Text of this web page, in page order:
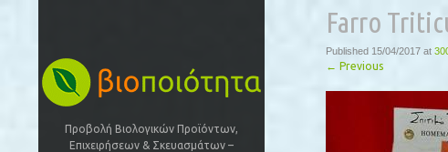
Προβολή Βιολογικών Προϊόντων,
Επιχειρήσεων & Σκευασμάτων –
Farro
Published 15/04/2017 at
← Previous